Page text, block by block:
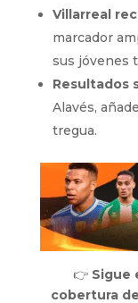
Villarreal
marcador
sus jóvenes
Resultados
Alavés,
tregua.
👉 Sigue
cobertura